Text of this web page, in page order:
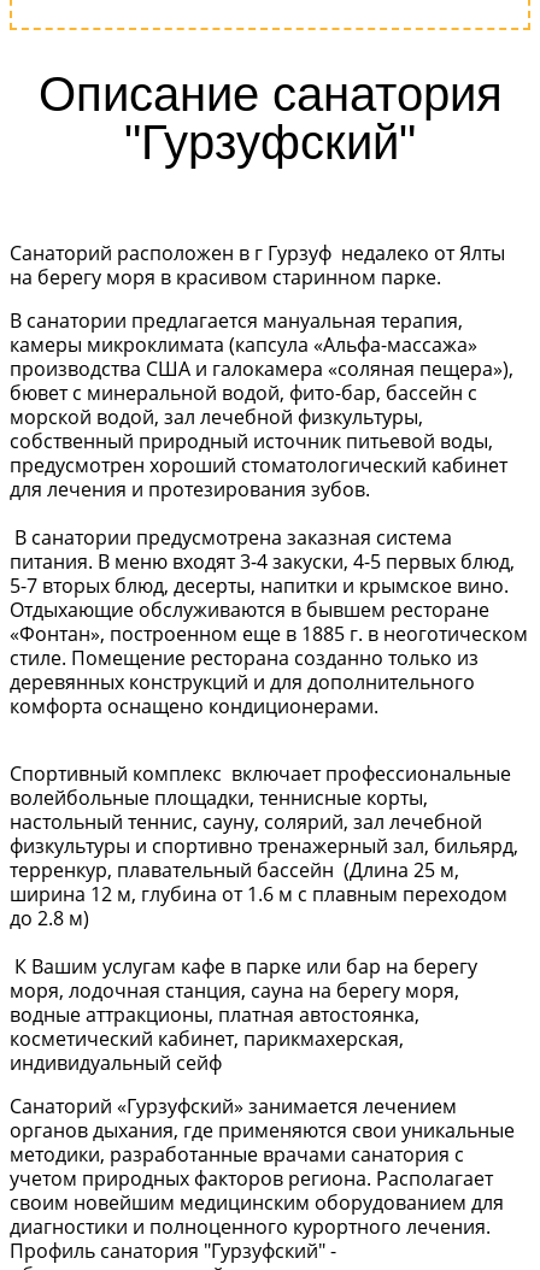
Описание санатория
"Гурзуфский"
Санаторий расположен в г Гурзуф недалеко от Ялты
на берегу моря в красивом старинном парке.
В санатории предлагается мануальная терапия,
камеры микроклимата (капсула «Альфа-массажа»
производства США и галокамера «соляная пещера»),
бювет с минеральной водой, фито-бар, бассейн с
морской водой, зал лечебной физкультуры,
собственный природный источник питьевой воды,
предусмотрен хороший стоматологический кабинет
для лечения и протезирования зубов.
В санатории предусмотрена заказная система
питания. В меню входят 3-4 закуски, 4-5 первых блюд,
5-7 вторых блюд, десерты, напитки и крымское вино.
Отдыхающие обслуживаются в бывшем ресторане
«Фонтан», построенном еще в 1885 г. в неоготическом
стиле. Помещение ресторана созданно только из
деревянных конструкций и для дополнительного
комфорта оснащено кондиционерами.
Спортивный комплекс включает профессиональные
волейбольные площадки, теннисные корты,
настольный теннис, сауну, солярий, зал лечебной
физкультуры и спортивно тренажерный зал, бильярд,
терренкур, плавательный бассейн (Длина 25 м,
ширина 12 м, глубина от 1.6 м с плавным переходом
до 2.8 м)
К Вашим услугам кафе в парке или бар на берегу
моря, лодочная станция, сауна на берегу моря,
водные аттракционы, платная автостоянка,
косметический кабинет, парикмахерская,
индивидуальный сейф
Санаторий «Гурзуфский» занимается лечением
органов дыхания, где применяются свои уникальные
методики, разработанные врачами санатория с
учетом природных факторов региона. Располагает
своим новейшим медицинским оборудованием для
диагностики и полноценного курортного лечения.
Профиль санатория "Гурзуфский" -